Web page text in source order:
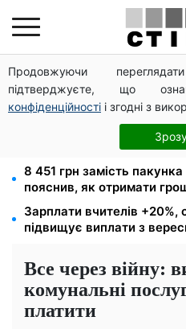
Продовжуючи
підтверджуєте, що
конфіденційності і згодні з
Пенсія по інвалідності III
до 10 625 грн — хто
Мавіки, зарядні станції
Християнський корпус
Запорізький та
8 451 грн замість
пояснив, як отримати
Зарплати вчителів +20%,
підвищує виплати з
Все через війну:
комунальні
платити